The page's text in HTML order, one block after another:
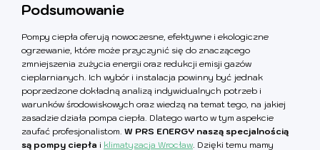
Podsumowanie
Pompy ciepła oferują nowoczesne, efektywne i ekologiczne
ogrzewanie, które może przyczynić się do znaczącego
zmniejszenia zużycia energii oraz redukcji emisji gazów
cieplarnianych. Ich wybór i instalacja powinny być jednak
poprzedzone dokładną analizą indywidualnych potrzeb i
warunków środowiskowych oraz wiedzą na temat tego, na jakiej
zasadzie działa pompa ciepła. Dlatego warto w tym aspekcie
zaufać profesjonalistom. W PRS ENERGY naszą specjalnością
są pompy ciepła i klimatyzacja Wrocław . Dzięki temu mamy